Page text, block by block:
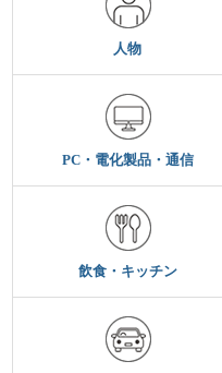
人物
PC・電化製品・通信
飲食・キッチン